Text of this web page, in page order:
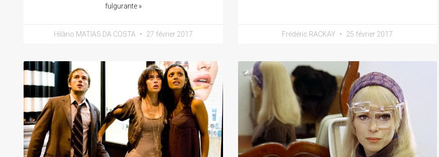
fulgurante »
Hilàrio MATIAS DA COSTA 27 février 2017 Frédéric RACKAY 25 février 2017